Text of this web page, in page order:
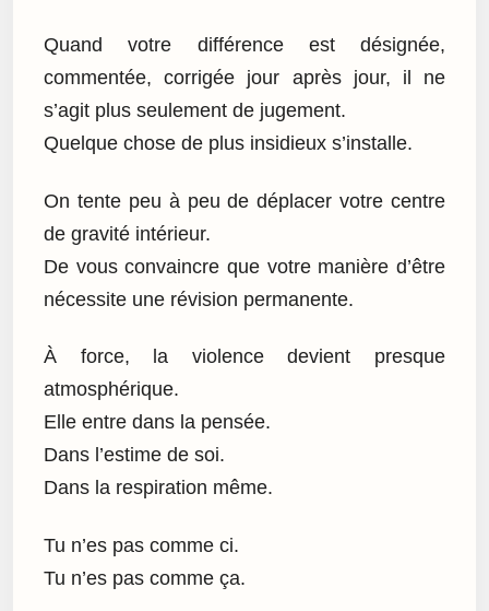
Quand votre différence est désignée,
commentée, corrigée jour après jour, il ne
s’agit plus seulement de jugement.
Quelque chose de plus insidieux s’installe.
On tente peu à peu de déplacer votre centre
de gravité intérieur.
De vous convaincre que votre manière d’être
nécessite une révision permanente.
À force, la violence devient presque
atmosphérique.
Elle entre dans la pensée.
Dans l’estime de soi.
Dans la respiration même.
Tu n’es pas comme ci.
Tu n’es pas comme ça.